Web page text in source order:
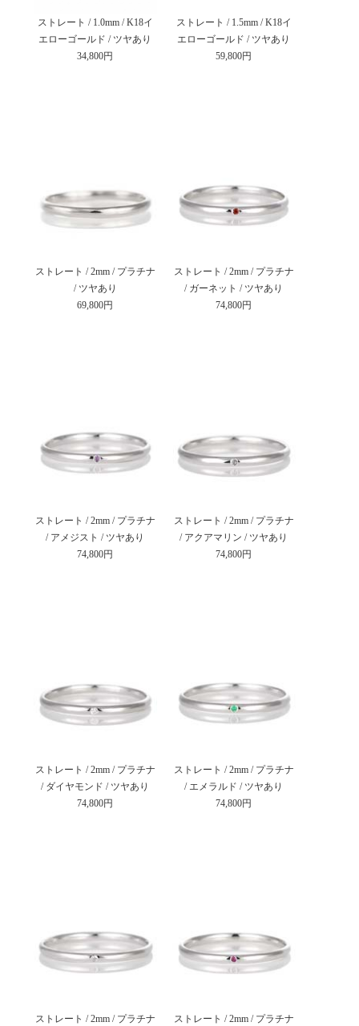
ストレート / 1.0mm / K18イ
エローゴールド / ツヤあり
34,800円
ストレート / 1.5mm / K18イ
エローゴールド / ツヤあり
59,800円
ストレート / 2mm / プラチナ
/ ツヤあり
69,800円
ストレート / 2mm / プラチナ
/ ガーネット / ツヤあり
74,800円
ストレート / 2mm / プラチナ
/ アメジスト / ツヤあり
74,800円
ストレート / 2mm / プラチナ
/ アクアマリン / ツヤあり
74,800円
ストレート / 2mm / プラチナ
/ ダイヤモンド / ツヤあり
74,800円
ストレート / 2mm / プラチナ
/ エメラルド / ツヤあり
74,800円
ストレート / 2mm / プラチナ
ストレート / 2mm / プラチナ